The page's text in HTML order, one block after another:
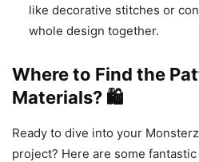
like decorative stitches or
whole design together.
Where to Find the
Materials? 🛍️
Ready to dive into your
project? Here are some